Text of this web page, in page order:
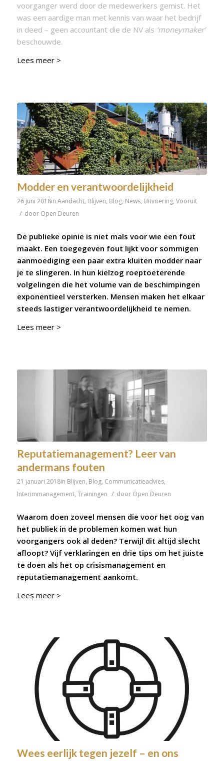
voorganger werd door de medewerkers gemist. Het
was een aardige man met kennis van waar het bedrijf
in deed – geen accountant die de NV als ‘moneymaker’
beschouwde.
Lees meer >
Modder en verantwoordelijkheid
26 juni 2018in Aandacht, Blijven, Blog, News, Uitvoering, Vooruit
/ door Open Deuren
De publieke opinie is niet mals voor wie een fout
maakt. Een toegegeven fout lijkt voor sommigen
aanmoediging een paar extra kluiten modder naar
je te slingeren. In hun kielzog roeptoeterende
volgelingen die het volume van de beschimpingen
exponentieel versterken. Mensen maken het elkaar
steeds lastiger verantwoordelijkheid te nemen.
Lees meer >
Reputatiemanagement? Leer van
andermans fouten
21 januari 2018in Blijven, Blog, Communicatieadvies,
Interimmanagement, Trainingen / door Open Deuren
Waarom doen zoveel mensen die voor het oog van
het publiek in de problemen komen wat hun
voorgangers ook al deden? Terwijl dit altijd slecht
afloopt? Vijf verklaringen en drie tips om het juiste
te doen als het op crisismanagement en
reputatiemanagement aankomt.
Lees meer >
Wees eerlijk tegen jezelf – en ons